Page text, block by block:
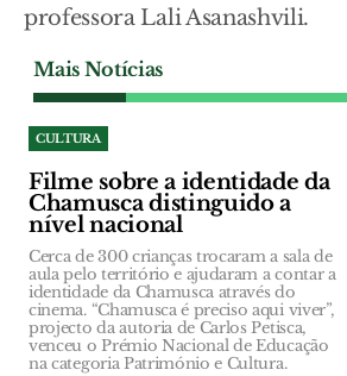
professora Lali Asanashvili.
Mais Notícias
CULTURA
Filme sobre a identidade da
Chamusca distinguido a
nível nacional
Cerca de 300 crianças trocaram a sala de
aula pelo território e ajudaram a contar a
identidade da Chamusca através do
cinema. “Chamusca é preciso aqui viver”,
projecto da autoria de Carlos Petisca,
venceu o Prémio Nacional de Educação
na categoria Património e Cultura.